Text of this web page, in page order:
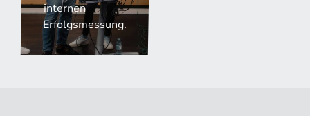
internen
Erfolgsmessung.